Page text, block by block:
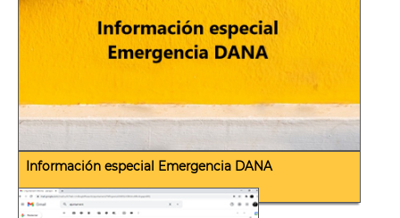
Información especial Emergencia DANA